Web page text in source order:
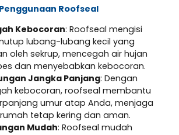
Roofseal
Kebocoran: Roofseal mengisi
lubang-lubang kecil yang
oleh sekrup, mencegah air hujan
dan menyebabkan kebocoran.
Jangka Panjang: Dengan
kebocoran, roofseal membantu
umur atap Anda, menjaga
tetap kering dan aman.
Mudah: Roofseal mudah